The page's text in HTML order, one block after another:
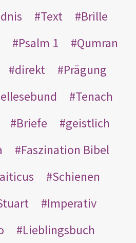
Text
Brille
Psalm 1
Qumran
direkt
Prägung
Tenach
Briefe
geistlich
Faszination Bibel
Schienen
Imperativ
Lieblingsbuch